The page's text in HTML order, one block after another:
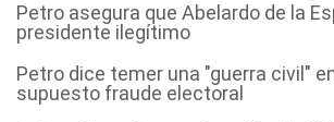
Petro asegura que Abelardo de la
presidente ilegítimo
Petro dice temer una "guerra civil"
supuesto fraude electoral